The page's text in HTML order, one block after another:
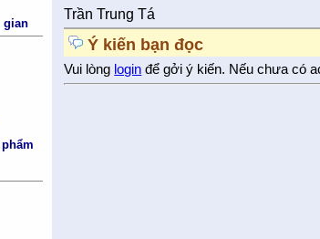
gian
Trần Trung Tá
Ý kiến bạn đọc
Vui lòng login để gởi ý kiến. Nếu chưa có